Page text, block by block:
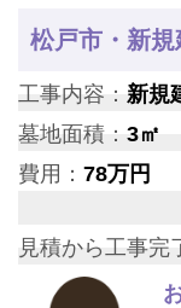
松戸市・新規
工事内容： 新規
墓地面積： 3㎡
費用： 78万円
見積から工事完